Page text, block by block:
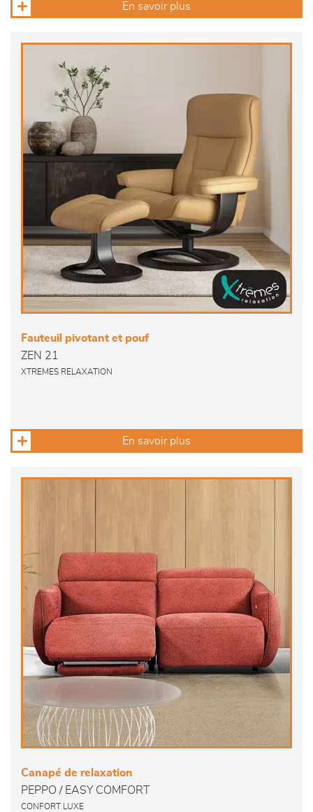
En savoir plus
Fauteuil pivotant et pouf
ZEN 21
XTREMES RELAXATION
En savoir plus
Canapé de relaxation
PEPPO / EASY COMFORT
CONFORT LUXE